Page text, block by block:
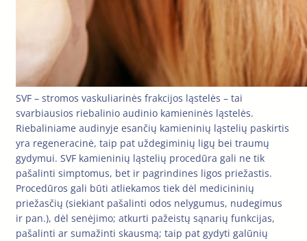
SVF – stromos vaskuliarinės frakcijos ląstelės – tai
svarbiausios riebalinio audinio kamieninės ląstelės.
Riebaliniame audinyje esančių kamieninių ląstelių paskirtis
yra regeneracinė, taip pat uždegiminių ligų bei traumų
gydymui. SVF kamieninių ląstelių procedūra gali ne tik
pašalinti simptomus, bet ir pagrindines ligos priežastis.
Procedūros gali būti atliekamos tiek dėl medicininių
priežasčių (siekiant pašalinti odos nelygumus, nudegimus
ir pan.), dėl senėjimo; atkurti pažeistų sąnarių funkcijas,
pašalinti ar sumažinti skausmą; taip pat gydyti galūnių